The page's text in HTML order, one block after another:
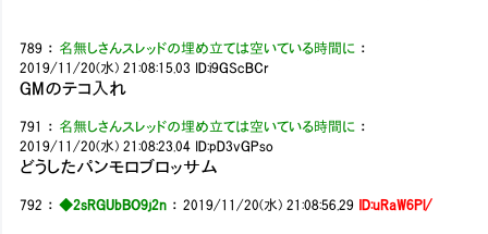
789 ： 名無しさんスレッドの埋め立ては空いている時間に ：
2019/11/20(水) 21:08:15.03 ID:i9GScBCr
GMのテコ入れ
791 ： 名無しさんスレッドの埋め立ては空いている時間に ：
2019/11/20(水) 21:08:23.04 ID:pD3vGPso
どうしたパンモロブロッサム
792 ：◆2sRGUbBO9j2n ：2019/11/20(水) 21:08:56.29 ID:uRaW6Pl/